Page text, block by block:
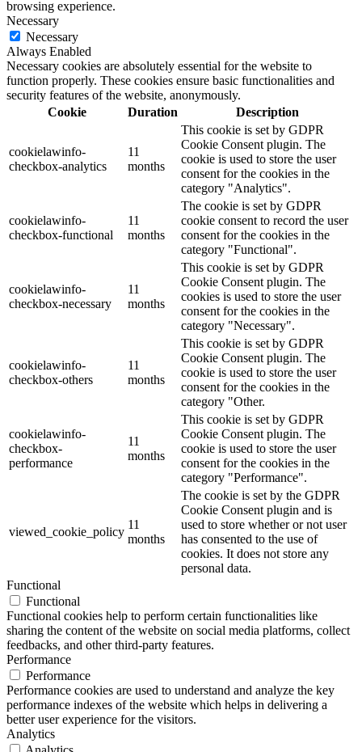
browsing experience.
Necessary
Necessary
Always Enabled
Necessary cookies are absolutely essential for the website to
function properly. These cookies ensure basic functionalities and
security features of the website, anonymously.
Cookie
Duration Description
cookielawinfo-
checkbox-analytics
11
months
This cookie is set by GDPR
Cookie Consent plugin. The
cookie is used to store the user
consent for the cookies in the
category "Analytics".
cookielawinfo-
checkbox-functional
11
months
The cookie is set by GDPR
cookie consent to record the user
consent for the cookies in the
category "Functional".
cookielawinfo-
checkbox-necessary
11
months
This cookie is set by GDPR
Cookie Consent plugin. The
cookies is used to store the user
consent for the cookies in the
category "Necessary".
cookielawinfo-
checkbox-others
11
months
This cookie is set by GDPR
Cookie Consent plugin. The
cookie is used to store the user
consent for the cookies in the
category "Other.
cookielawinfo-
checkbox-
performance
11
months
This cookie is set by GDPR
Cookie Consent plugin. The
cookie is used to store the user
consent for the cookies in the
category "Performance".
viewed_cookie_policy
11
months
The cookie is set by the GDPR
Cookie Consent plugin and is
used to store whether or not user
has consented to the use of
cookies. It does not store any
personal data.
Functional
Functional
Functional cookies help to perform certain functionalities like
sharing the content of the website on social media platforms, collect
feedbacks, and other third-party features.
Performance
Performance
Performance cookies are used to understand and analyze the key
performance indexes of the website which helps in delivering a
better user experience for the visitors.
Analytics